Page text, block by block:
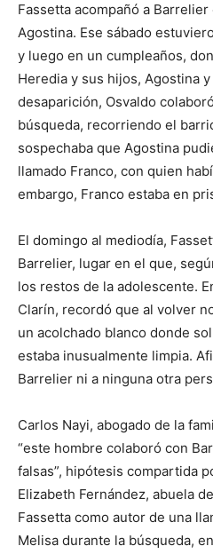
Fassetta acompañó a
Agostina. Ese sábado
y luego en un cumpleaños,
Heredia y sus hijos, Agostina
desaparición, Osvaldo
búsqueda, recorriendo el
sospechaba que Agostina
llamado Franco, con quien
embargo, Franco estaba en
El domingo al mediodía,
Barrelier, lugar en el que,
los restos de la adolescente.
Clarín, recordó que al volver
un acolchado blanco donde
estaba inusualmente limpia.
Barrelier ni a ninguna otra
Carlos Nayi, abogado de la
“este hombre colaboró con
falsas”, hipótesis compartida
Elizabeth Fernández, abuela
Fassetta como autor de una
Melisa durante la búsqueda,